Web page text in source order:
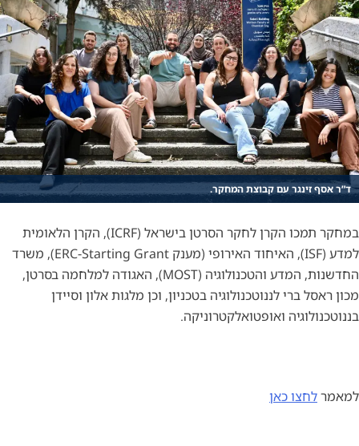
ד”ר אסף זינגר עם קבוצת המחקר.
במחקר תמכו הקרן לחקר הסרטן בישראל (ICRF), הקרן הלאומית
למדע (ISF), האיחוד האירופי (מענק ERC-Starting Grant), משרד
החדשנות, המדע והטכנולוגיה (MOST), האגודה למלחמה בסרטן,
מכון ראסל ברי לננוטכנולוגיה בטכניון, וכן מלגות אלון וסיידן
בננוטכנולוגיה ואופטואלקטרוניקה.
למאמרלחצו כאן